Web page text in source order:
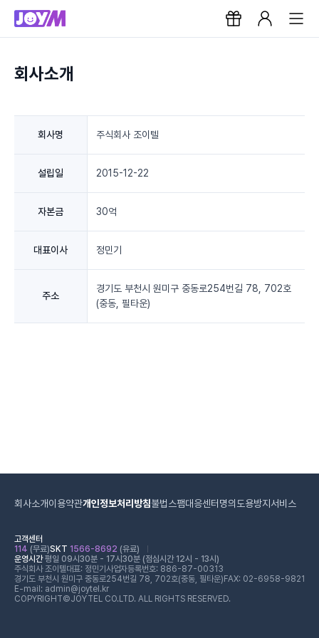
회사소개
회사명 주식회사 조이텔
설립일 2015-12-22
자본금 30억
대표이사 정민기
주소
경기도 부천시 원미구 중동로254번길 78, 702호
(중동, 필타운)
회사소개이용약관개인정보처리방침불법스팸대응센터 명의도용방지서비스
고객센터
114 (무료)SKT 1566-8692 (유료)
운영시간평일 09시30분 - 17시30분 (점심시간 12시 - 13시)
주식회사 조이텔대표: 정민기 사업자등록번호: 886-87-00313
경기도 부천시 원미구 중동로254번길 78, 702호(중동, 필타운) FAX: 02-6958-9821
E-mail: admin@joytel.kr
COPYRIGHT©JOYTEL CO.LTD. ALL RIGHTS RESERVED.